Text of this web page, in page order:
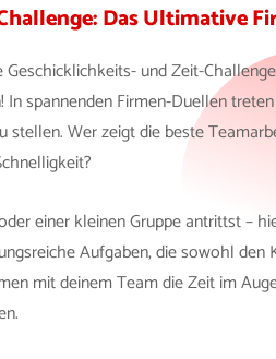
Das Ultimative
und Zeit-
spannenden Firmen-Duellen
stellen. Wer zeigt die beste
einer kleinen Gruppe antrittst –
Aufgaben, die sowohl den
mit deinem Team die Zeit im